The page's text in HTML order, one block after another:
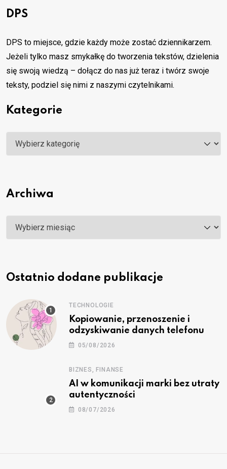
DPS
DPS to miejsce, gdzie każdy może zostać dziennikarzem.
Jeżeli tylko masz smykałkę do tworzenia tekstów, dzielenia
się swoją wiedzą – dołącz do nas już teraz i twórz swoje
teksty, podziel się nimi z naszymi czytelnikami.
Kategorie
Kategorie
Archiwa
Archiwa
Ostatnio dodane publikacje
TECHNOLOGIE
Kopiowanie, przenoszenie i
odzyskiwanie danych telefonu
05/08/2026
BIZNES, FINANSE
AI w komunikacji marki bez utraty
autentyczności
08/07/2026